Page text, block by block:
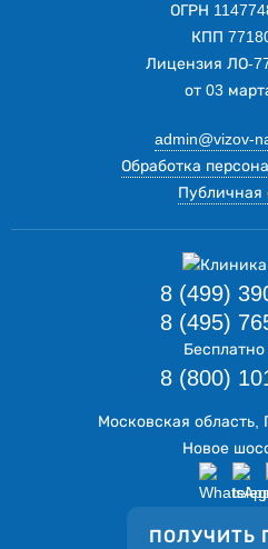
8 (499)
8 (495)
8 (800)
ПОЛУЧИТЬ
Московская область,
Новое
ОГРН
КПП
Лицензия ЛО-
от 03
admin@vizov-
Обработка
Публичная